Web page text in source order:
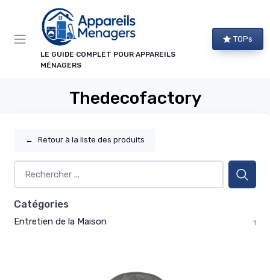
LE GUIDE COMPLET POUR APPAREILS
MÉNAGERS
TOPs
Thedecofactory
← Retour à la liste des produits
Catégories
Entretien de la Maison 1
Panneau de gestion des cookies